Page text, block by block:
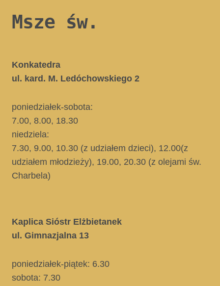
Msze św.
Konkatedra
ul. kard. M. Ledóchowskiego 2
poniedziałek-sobota:
7.00, 8.00, 18.30
niedziela:
7.30, 9.00, 10.30 (z udziałem dzieci), 12.00(z
udziałem młodzieży), 19.00, 20.30 (z olejami św.
Charbela)
Kaplica Sióstr Elżbietanek
ul. Gimnazjalna 13
poniedziałek-piątek: 6.30
sobota: 7.30